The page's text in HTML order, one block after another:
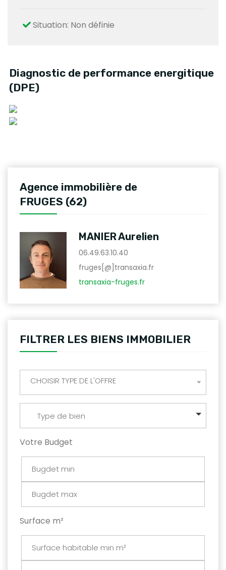
Situation: Non définie
Diagnostic de performance energitique
(DPE)
Agence immobilière de
FRUGES (62)
MANIER Aurelien
06.49.63.10.40
fruges[@]transaxia.fr
transaxia-fruges.fr
FILTRER LES BIENS IMMOBILIER
CHOISIR TYPE DE L'OFFRE
Type de bien
Votre Budget
Surface m²